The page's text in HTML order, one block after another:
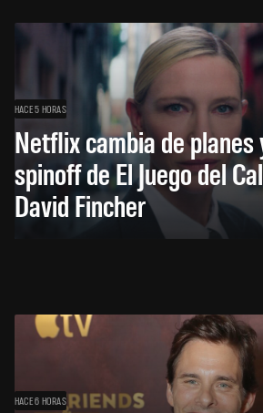
HACE 5 HORAS
Netflix cambia de planes
spinoff de El Juego del
David Fincher
HACE 6 HORAS